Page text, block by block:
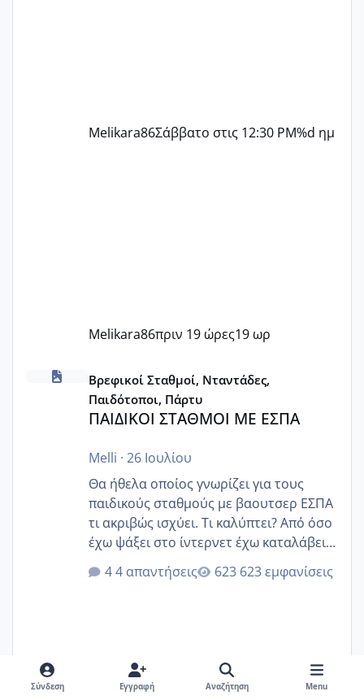
Melikara86Σάββατο στις 12:30 PM%d ημ
Melikara86πριν 19 ώρες19 ωρ
ΠΑΙΔΙΚΟΙ ΣΤΑΘΜΟΙ ΜΕ ΕΣΠΑ
Βρεφικοί Σταθμοί, Νταντάδες,
Παιδότοποι, Πάρτυ
ΠΑΙΔΙΚΟΙ ΣΤΑΘΜΟΙ ΜΕ ΕΣΠΑ
Melli · 26 Ιουλίου
Θα ήθελα οποίος γνωρίζει για τους
παιδικούς σταθμούς με βαουτσερ ΕΣΠΑ
τι ακριβώς ισχύει. Τι καλύπτει? Από όσο
έχω ψάξει στο ίντερνετ έχω καταλάβει
ότι το βαουτσερ καλύπτει όλα τα
δίδακτρα και τα τροφεια του ιδιωτικού
δέχονται παιδιά με βαουτσερ και ότι
αυτό τα καλύπτει όλα εκτός από έξτρα
4 απαντήσεις 623 εμφανίσεις
Σύνδεση Εγγραφή Αναζήτηση Menu